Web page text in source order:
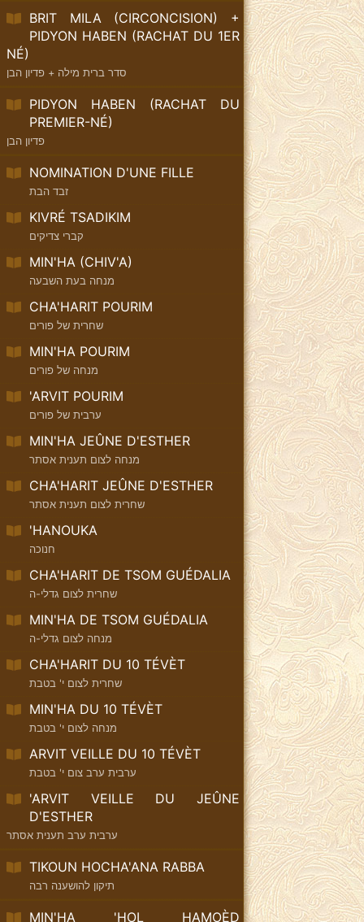
BRIT MILA (CIRCONCISION) +
PIDYON HABEN (RACHAT DU 1ER
NÉ)
סדר ברית מילה + פדיון הבן
PIDYON HABEN (RACHAT DU
PREMIER-NÉ)
פדיון הבן
NOMINATION D'UNE FILLE
זבד הבת
KIVRÉ TSADIKIM
קברי צדיקים
MIN'HA (CHIV'A)
מנחה בעת השבעה
CHA'HARIT POURIM
שחרית של פורים
MIN'HA POURIM
מנחה של פורים
'ARVIT POURIM
ערבית של פורים
MIN'HA JEÛNE D'ESTHER
מנחה לצום תענית אסתר
CHA'HARIT JEÛNE D'ESTHER
שחרית לצום תענית אסתר
'HANOUKA
חנוכה
CHA'HARIT DE TSOM GUÉDALIA
שחרית לצום גדלי-ה
MIN'HA DE TSOM GUÉDALIA
מנחה לצום גדלי-ה
CHA'HARIT DU 10 TÉVÈT
שחרית לצום י' בטבת
MIN'HA DU 10 TÉVÈT
מנחה לצום י' בטבת
ARVIT VEILLE DU 10 TÉVÈT
ערבית ערב צום י' בטבת
'ARVIT VEILLE DU JEÛNE
D'ESTHER
ערבית ערב תענית אסתר
TIKOUN HOCHA'ANA RABBA
תיקון להושענה רבה
MIN'HA 'HOL HAMOÈD